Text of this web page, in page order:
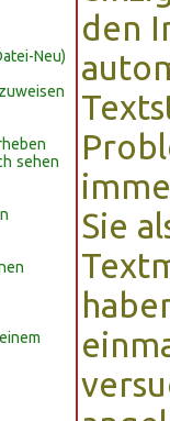
Neu)
sehen
den
Sie